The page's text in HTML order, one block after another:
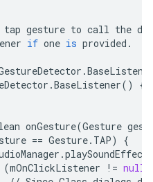
tap gesture to call the
if one is provided .
.
.BaseListener() {
onGesture(Gesture
== Gesture. TAP)
{
.playSoundEffect
(mOnClickListener != null